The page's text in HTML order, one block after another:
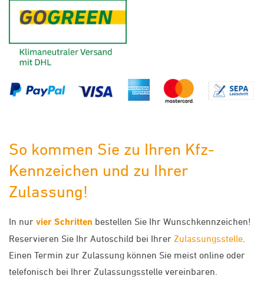
So kommen Sie zu Ihren Kfz-
Kennzeichen und zu Ihrer
Zulassung!
In nur vier Schritten bestellen Sie Ihr Wunschkennzeichen!
Reservieren Sie Ihr Autoschild bei Ihrer Zulassungsstelle
Einen Termin zur Zulassung können Sie meist online oder
telefonisch bei Ihrer Zulassungsstelle vereinbaren.